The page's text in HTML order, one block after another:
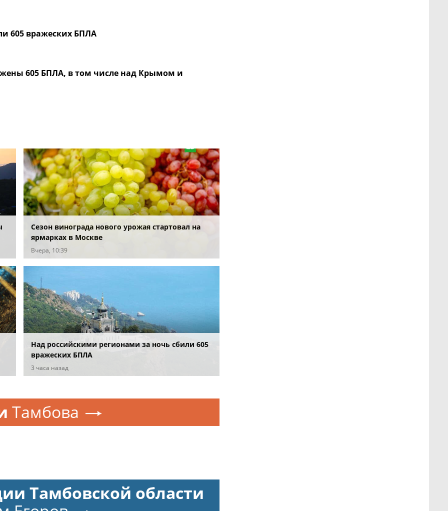
605 вражеских БПЛА
605 БПЛА, в том числе над Крымом и
Сезон винограда нового урожая стартовал на
ярмарках в Москве
Вчера, 10:39
Над российскими регионами за ночь сбили 605
вражеских БПЛА
3 часа назад
Тамбова
Тамбовской области